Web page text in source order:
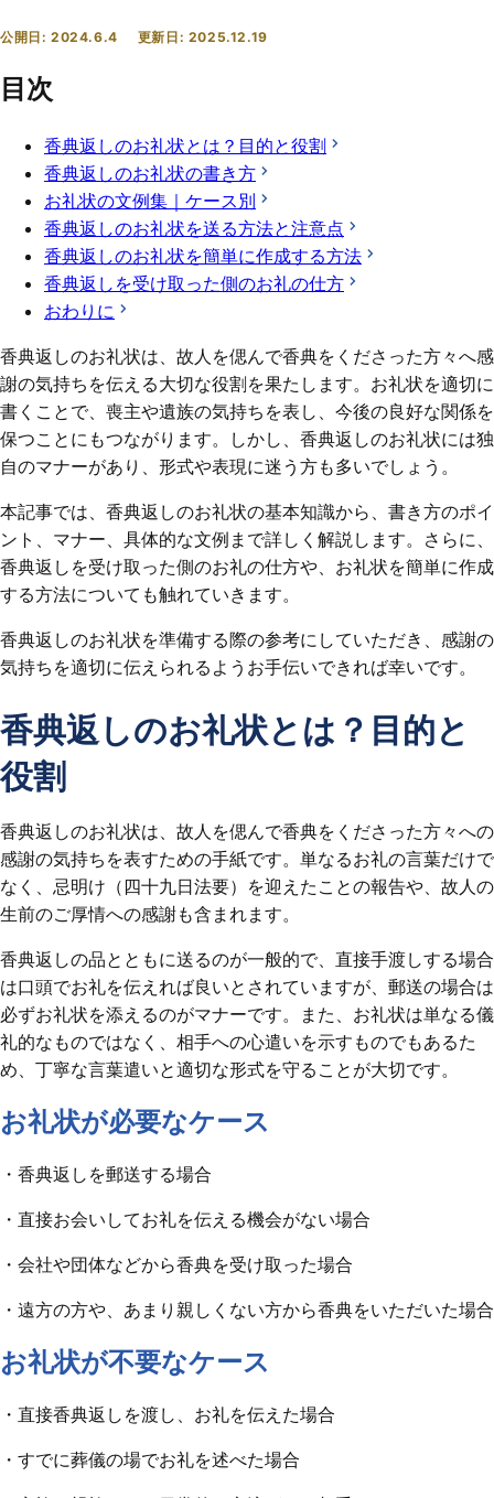
公開日:2024.6.4 更新日: 2025.12.19
目次
香典返しのお礼状とは？目的と役割
香典返しのお礼状の書き方
お礼状の文例集｜ケース別
香典返しのお礼状を送る方法と注意点
香典返しのお礼状を簡単に作成する方法
香典返しを受け取った側のお礼の仕方
おわりに
香典返しのお礼状は、故人を偲んで香典をくださった方々へ感
謝の気持ちを伝える大切な役割を果たします。お礼状を適切に
書くことで、喪主や遺族の気持ちを表し、今後の良好な関係を
保つことにもつながります。しかし、香典返しのお礼状には独
自のマナーがあり、形式や表現に迷う方も多いでしょう。
本記事では、香典返しのお礼状の基本知識から、書き方のポイ
ント、マナー、具体的な文例まで詳しく解説します。さらに、
香典返しを受け取った側のお礼の仕方や、お礼状を簡単に作成
する方法についても触れていきます。
香典返しのお礼状を準備する際の参考にしていただき、感謝の
気持ちを適切に伝えられるようお手伝いできれば幸いです。
香典返しのお礼状とは？目的と
役割
香典返しのお礼状は、故人を偲んで香典をくださった方々への
感謝の気持ちを表すための手紙です。単なるお礼の言葉だけで
なく、忌明け（四十九日法要）を迎えたことの報告や、故人の
生前のご厚情への感謝も含まれます。
香典返しの品とともに送るのが一般的で、直接手渡しする場合
は口頭でお礼を伝えれば良いとされていますが、郵送の場合は
必ずお礼状を添えるのがマナーです。また、お礼状は単なる儀
礼的なものではなく、相手への心遣いを示すものでもあるた
め、丁寧な言葉遣いと適切な形式を守ることが大切です。
お礼状が必要なケース
・香典返しを郵送する場合
・直接お会いしてお礼を伝える機会がない場合
・会社や団体などから香典を受け取った場合
・遠方の方や、あまり親しくない方から香典をいただいた場合
お礼状が不要なケース
・直接香典返しを渡し、お礼を伝えた場合
・すでに葬儀の場でお礼を述べた場合